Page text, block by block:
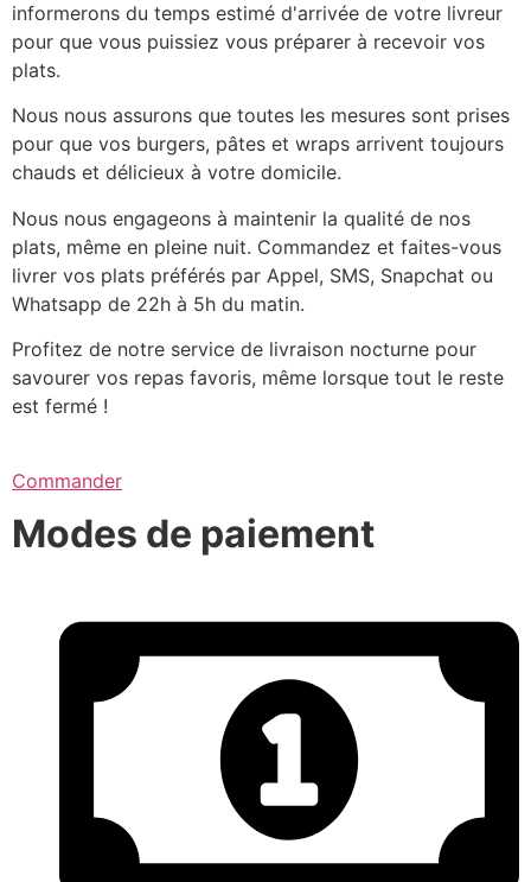
informerons du temps estimé d'arrivée de votre livreur
pour que vous puissiez vous préparer à recevoir vos
plats.
Nous nous assurons que toutes les mesures sont prises
pour que vos burgers, pâtes et wraps arrivent toujours
chauds et délicieux à votre domicile.
Nous nous engageons à maintenir la qualité de nos
plats, même en pleine nuit. Commandez et faites-vous
livrer vos plats préférés par Appel, SMS, Snapchat ou
Whatsapp de 22h à 5h du matin.
Profitez de notre service de livraison nocturne pour
savourer vos repas favoris, même lorsque tout le reste
est fermé !
Commander
Modes de paiement